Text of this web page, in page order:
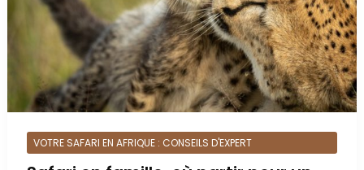
VOTRE SAFARI EN AFRIQUE : CONSEILS D'EXPERT